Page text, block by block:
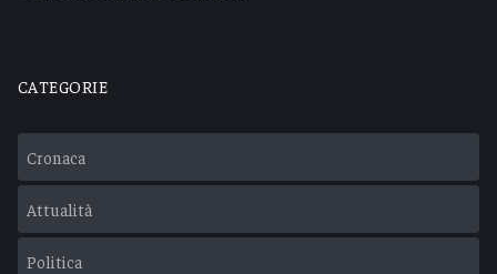
CATEGORIE
Cronaca
Attualità
Politica